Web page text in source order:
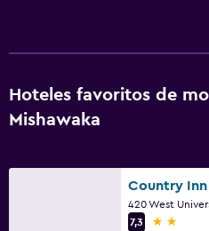
Hoteles favoritos de
Mishawaka
7,3
2 estrellas